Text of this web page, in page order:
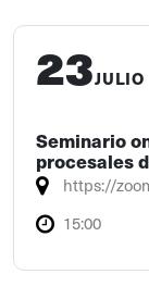
23JULIO
Seminario
procesales
https://
15:00